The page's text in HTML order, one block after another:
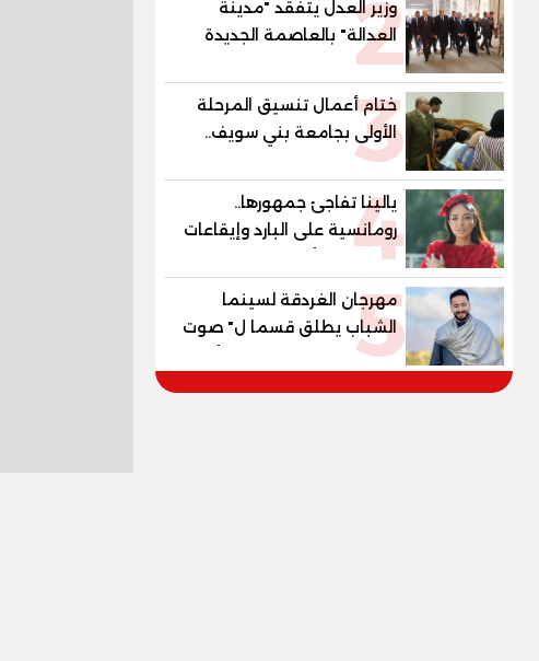
2
وزير العدل يتفقد "مدينة
العدالة" بالعاصمة الجديدة
وبرفقته رئيسا هيئة قضايا
الدولة وهيئة النيابة الإدارية
3
ختام أعمال تنسيق المرحلة
الأولى بجامعة بني سويف..
1148 طالبًا وطالبة سجلوا
رغباتهم
4
يالينا تفاجئ جمهورها..
رومانسية على البارد وإيقاعات
ساخنة في أحدث كليباتها
5
مهرجان الغردقة لسينما
الشباب يطلق قسما ل" صوت
السينما" ..وحمادة هلال أول